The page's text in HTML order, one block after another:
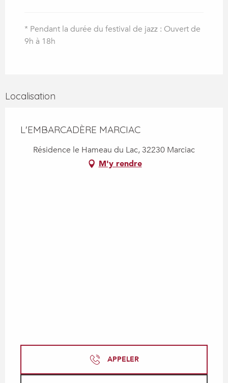
* Pendant la durée du festival de jazz : Ouvert de
9h à 18h
Localisation
L'EMBARCADÈRE MARCIAC
Résidence le Hameau du Lac, 32230 Marciac
M'y rendre
APPELER